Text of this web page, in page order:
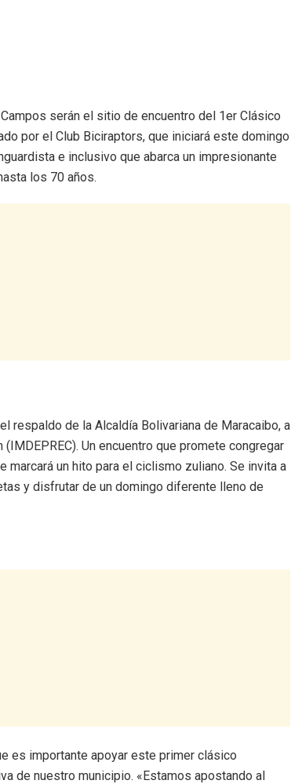
serán el sitio de encuentro del 1er Clásico
por el Club Biciraptors, que iniciará este domingo
e inclusivo que abarca un impresionante
los 70 años.
respaldo de la Alcaldía Bolivariana de Maracaibo, a
Un encuentro que promete congregar
marcará un hito para el ciclismo zuliano. Se invita a
y disfrutar de un domingo diferente lleno de
es importante apoyar este primer clásico
de nuestro municipio. «Estamos apostando al